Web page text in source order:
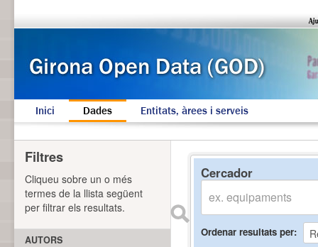
Inici Dades Entitats, àrees i serveis
Cercador
Ordenar resultats per
Filtres
Cliqueu sobre un o més
termes de la llista següent
per filtrar els resultats.
AUTORS